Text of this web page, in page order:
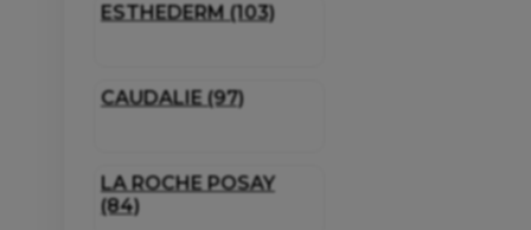
ESTHEDERM (103)
CAUDALIE (97)
LA ROCHE POSAY
(84)